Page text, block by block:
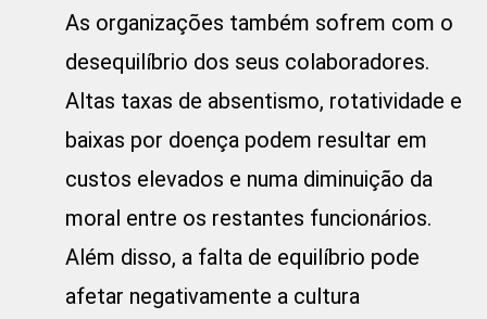
As organizações também sofrem com o
desequilíbrio dos seus colaboradores.
Altas taxas de absentismo, rotatividade e
baixas por doença podem resultar em
custos elevados e numa diminuição da
moral entre os restantes funcionários.
Além disso, a falta de equilíbrio pode
afetar negativamente a cultura